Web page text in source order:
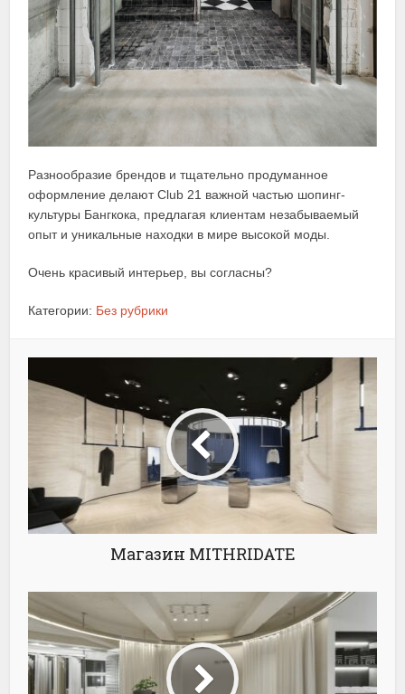
Разнообразие брендов и тщательно продуманное
оформление делают Club 21 важной частью шопинг-
культуры Бангкока, предлагая клиентам незабываемый
опыт и уникальные находки в мире высокой моды.
Очень красивый интерьер, вы согласны?
Категории: Без рубрики
Магазин MITHRIDATE